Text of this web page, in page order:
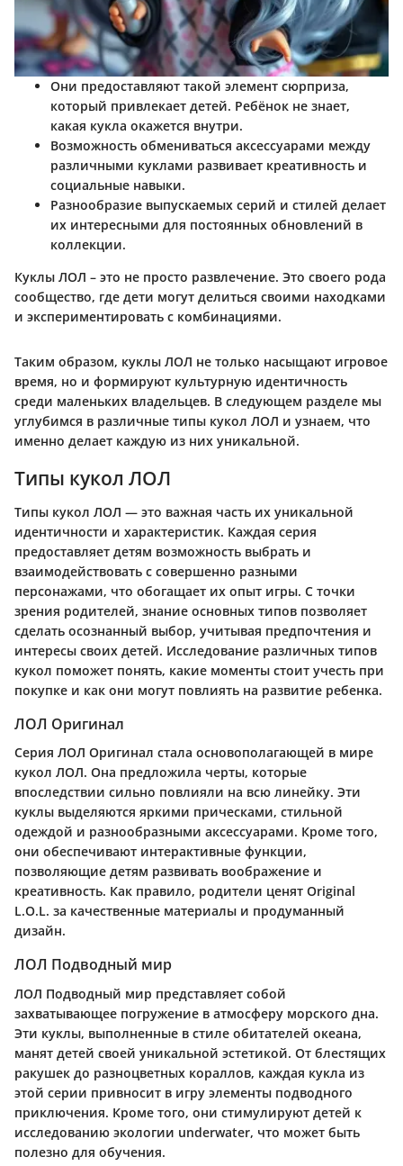
Они предоставляют такой элемент сюрприза,
который привлекает детей. Ребёнок не знает,
какая кукла окажется внутри.
Возможность обмениваться аксессуарами между
различными куклами развивает креативность и
социальные навыки.
Разнообразие выпускаемых серий и стилей делает
их интересными для постоянных обновлений в
коллекции.
Куклы ЛОЛ – это не просто развлечение. Это своего рода
сообщество, где дети могут делиться своими находками
и экспериментировать с комбинациями.
Таким образом, куклы ЛОЛ не только насыщают игровое
время, но и формируют культурную идентичность
среди маленьких владельцев. В следующем разделе мы
углубимся в различные типы кукол ЛОЛ и узнаем, что
именно делает каждую из них уникальной.
Типы кукол ЛОЛ
Типы кукол ЛОЛ — это важная часть их уникальной
идентичности и характеристик. Каждая серия
предоставляет детям возможность выбрать и
взаимодействовать с совершенно разными
персонажами, что обогащает их опыт игры. С точки
зрения родителей, знание основных типов позволяет
сделать осознанный выбор, учитывая предпочтения и
интересы своих детей. Исследование различных типов
кукол поможет понять, какие моменты стоит учесть при
покупке и как они могут повлиять на развитие ребенка.
ЛОЛ Оригинал
Серия ЛОЛ Оригинал стала основополагающей в мире
кукол ЛОЛ. Она предложила черты, которые
впоследствии сильно повлияли на всю линейку. Эти
куклы выделяются яркими прическами, стильной
одеждой и разнообразными аксессуарами. Кроме того,
они обеспечивают интерактивные функции,
позволяющие детям развивать воображение и
креативность. Как правило, родители ценят Original
L.O.L. за качественные материалы и продуманный
дизайн.
ЛОЛ Подводный мир
ЛОЛ Подводный мир представляет собой
захватывающее погружение в атмосферу морского дна.
Эти куклы, выполненные в стиле обитателей океана,
манят детей своей уникальной эстетикой. От блестящих
ракушек до разноцветных кораллов, каждая кукла из
этой серии привносит в игру элементы подводного
приключения. Кроме того, они стимулируют детей к
исследованию экологии underwater, что может быть
полезно для обучения.